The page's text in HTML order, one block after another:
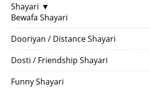
Shayari ▼
Bewafa Shayari
Dooriyan / Distance Shayari
Dosti / Friendship Shayari
Funny Shayari